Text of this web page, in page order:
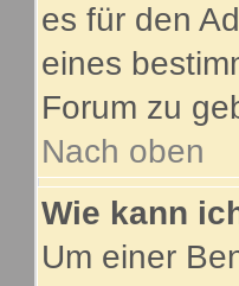
es für den
eines
Forum zu
Nach oben
Wie kann
Um einer